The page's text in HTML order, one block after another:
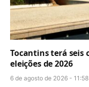
Tocantins terá seis
eleições de 2026
6 de agosto de 2026 - 11:58